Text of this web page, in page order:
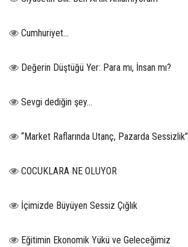
Cumhuriyet…
Değerin Düştüğü Yer: Para mı, İnsan mı?
Sevgi dediğin şey…
“Market Raflarında Utanç, Pazarda Sessizlik”
COCUKLARA NE OLUYOR
İçimizde Büyüyen Sessiz Çığlık
Eğitimin Ekonomik Yükü ve Geleceğimiz